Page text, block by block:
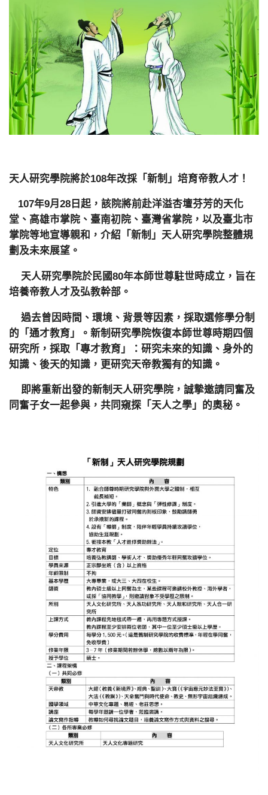
天人研究學院將於108年改採「新制」培育帝教人才！
107年9月28日起，該院將前赴洋溢杏壇芬芳的天化
堂、高雄市掌院、臺南初院、臺灣省掌院，以及臺北市
掌院等地宣導親和，介紹「新制」天人研究學院整體規
劃及未來展望。
天人研究學院於民國80年本師世尊駐世時成立，旨在
培養帝教人才及弘教幹部。
過去曾因時間、環境、背景等因素，採取選修學分制
的「通才教育」。新制研究學院恢復本師世尊時期四個
研究所，採取「專才教育」：研究未來的知識、身外的
知識、後天的知識，更研究天帝教獨有的知識。
即將重新出發的新制天人研究學院，誠摯邀請同奮及
同奮子女一起參與，共同窺探「天人之學」的奧秘。